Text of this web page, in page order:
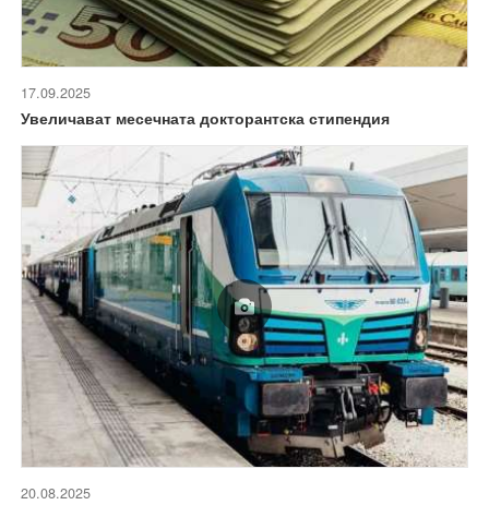
17.09.2025
Увеличават месечната докторантска стипендия
20.08.2025